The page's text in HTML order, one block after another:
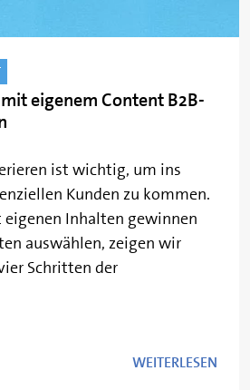
eigenem Content B2B-
ist wichtig, um ins
Kunden zu kommen.
eigenen Inhalten gewinnen
auswählen, zeigen wir
Schritten der
WEITERLESEN